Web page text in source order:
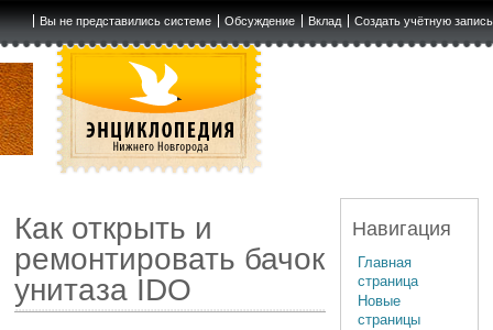
Вы не представились системе Обсуждение Вклад Создать учётную запись
Как открыть и
ремонтировать бачок
унитаза IDO
Навигация
Главная
страница
Новые
страницы